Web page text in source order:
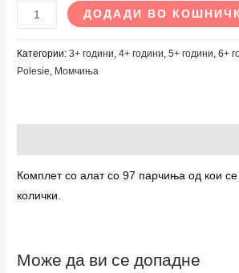
ДОДАДИ ВО
Категории:3+ години,4+ години,5+ години,6+
Polesie, Момчиња
Комплет со алат со 97 парчиња од кои се
колички.
Може да ви се допадне